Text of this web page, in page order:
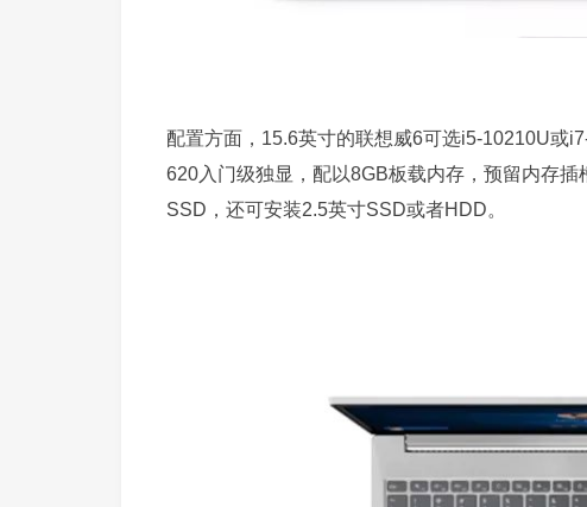
配置方面，15.6英寸的联想威6可选i5-10210U或
620入门级独显，配以8GB板载内存，预留内存
SSD，还可安装2.5英寸SSD或者HDD。